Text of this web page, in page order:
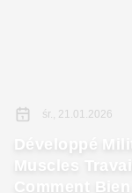
śr., 21.01.2026
Développé
Muscles
Comment